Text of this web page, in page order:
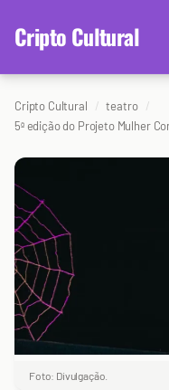
content
Cripto Cultural
Categorias
Cinema
Literatura
Colunistas
Redes Antissociais
Sobre Nós
Arquivo
Cripto Cultural
teatro
5ª edição do Projeto Mulher
Foto: Divulgação.